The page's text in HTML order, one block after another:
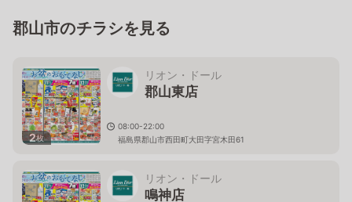
郡山市のチラシを見る
2枚
リオン・ドール
郡山東店
08:00-22:00
福島県郡山市西田町大田字宮木田61
リオン・ドール
鳴神店